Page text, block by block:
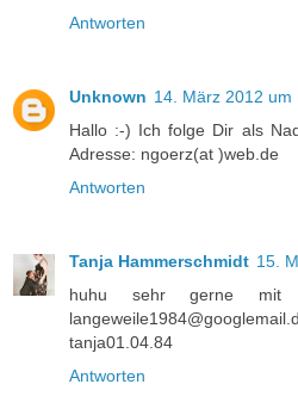
Antworten
Unknown 14. März 2012 um
Hallo :-) Ich folge Dir als
Adresse: ngoerz(at )web.de
Antworten
Tanja Hammerschmidt 15.
huhu sehr gerne
tanja01.04.84
Antworten